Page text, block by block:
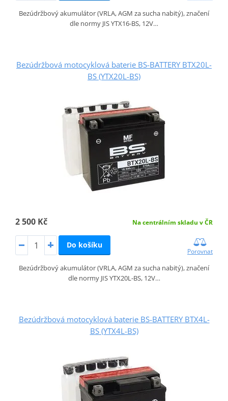
Bezúdržbový akumulátor (VRLA, AGM za sucha nabitý), značení
dle normy JIS YTX16-BS, 12V…
Bezúdržbová motocyklová baterie BS-BATTERY BTX20L-
BS (YTX20L-BS)
2 500 Kč Na centrálním skladu v ČR
Do košíku
Porovnat
Bezúdržbový akumulátor (VRLA, AGM za sucha nabitý), značení
dle normy JIS YTX20L-BS, 12V…
Bezúdržbová motocyklová baterie BS-BATTERY BTX4L-
BS (YTX4L-BS)